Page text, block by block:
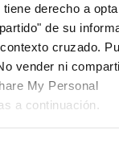
derecho a
de su
cruzado.
vender ni
My Personal
a continuación.